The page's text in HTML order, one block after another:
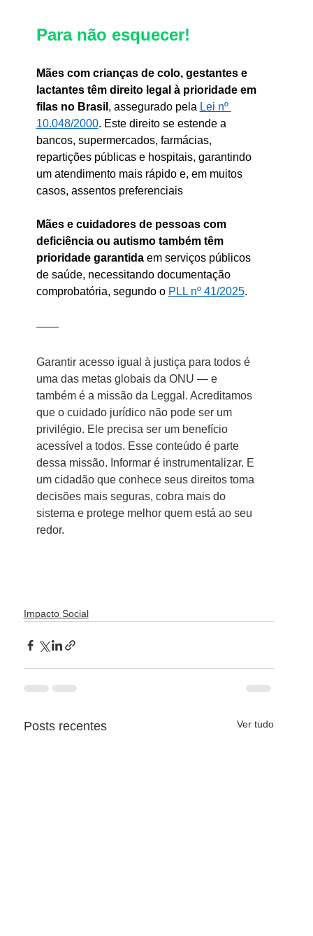
Para não esquecer!
Mães com crianças de colo, gestantes e
lactantes têm direito legal à prioridade em
filas no Brasil , assegurado pela Lei nº
10.048/2000. Este direito se estende a
bancos, supermercados, farmácias,
repartições públicas e hospitais, garantindo
um atendimento mais rápido e, em muitos
casos, assentos preferenciais
Mães e cuidadores de pessoas com
deficiência ou autismo também têm
prioridade garantida em serviços públicos
de saúde, necessitando documentação
comprobatória, segundo o PLL nº 41/2025.
Garantir acesso igual à justiça para todos é
uma das metas globais da ONU — e
também é a missão da Leggal. Acreditamos
que o cuidado jurídico não pode ser um
privilégio. Ele precisa ser um benefício
acessível a todos. Esse conteúdo é parte
dessa missão. Informar é instrumentalizar. E
um cidadão que conhece seus direitos toma
decisões mais seguras, cobra mais do
sistema e protege melhor quem está ao seu
redor.
Impacto Social
Posts recentes Ver tudo